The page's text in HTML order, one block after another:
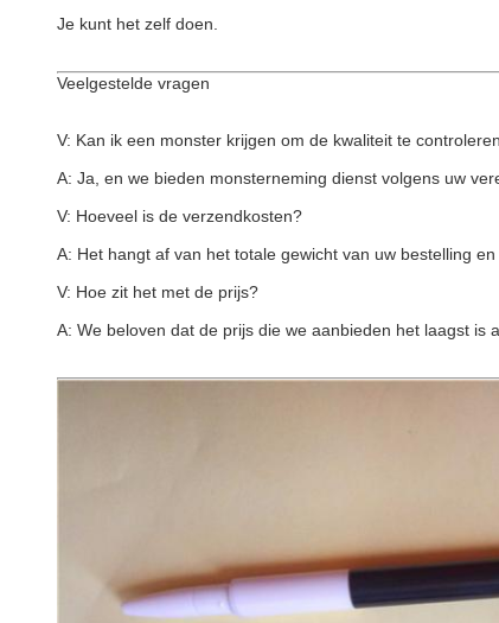
Je kunt het zelf doen.
Veelgestelde vragen
V: Kan ik een monster krijgen om de kwaliteit te
A: Ja, en we bieden monsterneming dienst volgens uw
V: Hoeveel is de verzendkosten?
A: Het hangt af van het totale gewicht van uw bestelling
V: Hoe zit het met de prijs?
A: We beloven dat de prijs die we aanbieden het laagst is